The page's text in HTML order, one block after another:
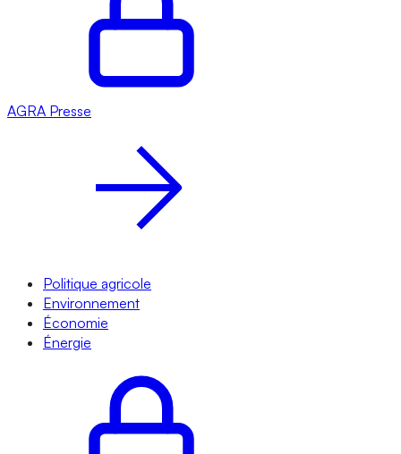
AGRA Presse
Politique agricole
Environnement
Économie
Énergie